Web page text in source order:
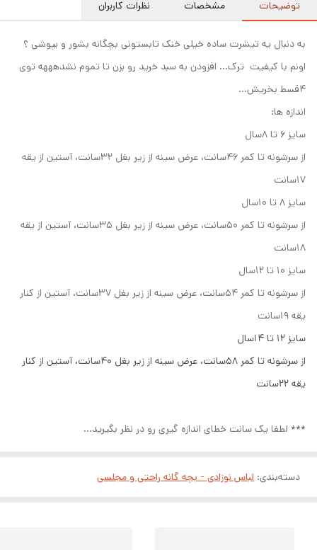
توضیحات مشخصات نظرات کاربران
به دنبال یه تیشرت ساده خیلی خنک تابستونی بچگانه بشور و بپوشی ؟
اونم با کیفیت ترک... افزودن به سبد خرید رو بزن تا تموم نشدهههه توی
۴قسط بخریش...
اندازه ها:
سایز ۶ تا ۸سال
از سرشونه تا کمر ۴۶سانت، عرض سینه از زیر بغل ۳۲سانت، آستین از یقه
۱۷سانت
سایز ۸ تا ۱۰سال
از سرشونه تا کمر ۵۰سانت، عرض سینه از زیر بغل ۳۵سانت، آستین از یقه
۱۸سانت
سایز ۱۰ تا ۱۲سال
از سرشونه تا کمر ۵۴سانت، عرض سینه از زیر بغل ۳۷سانت، آستین از کنار
یقه ۱۹سانت
سایز ۱۲ تا ۱۴سال
از سرشونه تا کمر ۵۸سانت، عرض سینه از زیر بغل ۴۰سانت، آستین از کنار
یقه ۲۲سانت
*** لطفا یک سانت خطای اندازه گیری رو در نظر بگیرید...
دسته‌بندی: لباس نوزادی - بچه گانه راحتی و مجلسی